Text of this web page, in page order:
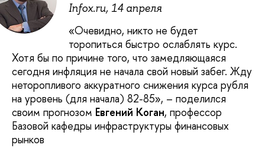
Infox.ru, 14 апреля
«Очевидно, никто не будет
торопиться быстро ослаблять курс.
Хотя бы по причине того, что замедляющаяся
сегодня инфляция не начала свой новый забег. Жду
неторопливого аккуратного снижения курса рубля
на уровень (для начала) 82-85», – поделился
своим прогнозом Евгений Коган, профессор
Базовой кафедры инфраструктуры финансовых
рынков